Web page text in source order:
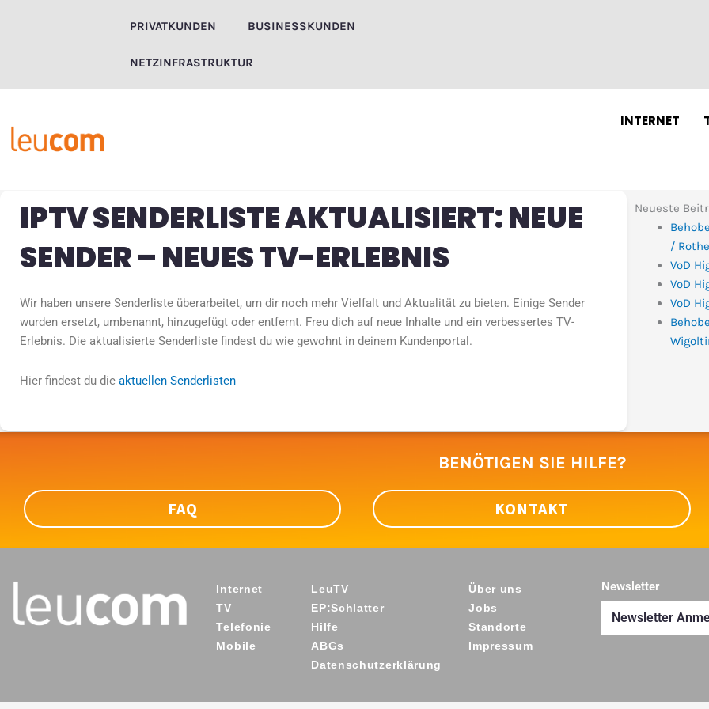
PRIVATKUNDEN BUSINESSKUNDEN
NETZINFRASTRUKTUR
INTERNET
IPTV SENDERLISTE AKTUALISIERT: NEUE
SENDER – NEUES TV-ERLEBNIS
Wir haben unsere Senderliste überarbeitet, um dir noch mehr Vielfalt und Aktualität zu bieten. Einige Sender
wurden ersetzt, umbenannt, hinzugefügt oder entfernt. Freu dich auf neue Inhalte und ein verbessertes TV-
Erlebnis. Die aktualisierte Senderliste findest du wie gewohnt in deinem Kundenportal.
Hier findest du die aktuellen Senderlisten
Neueste
/
VoD
VoD
VoD
BENÖTIGEN SIE HILFE?
FAQ KONTAKT
Internet
TV
Telefonie
Mobile
LeuTV
EP:Schlatter
Hilfe
ABGs
Datenschutzerklärung
Über uns
Jobs
Standorte
Impressum
Newsletter
Newsletter